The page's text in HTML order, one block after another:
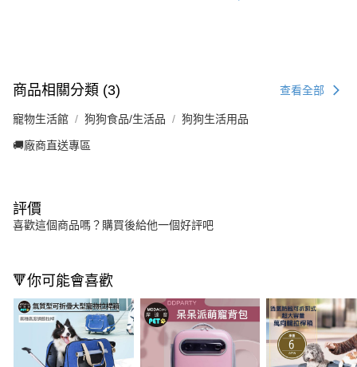
商品相關分類 (3) 查看全部
寵物生活館 狗狗食品/生活品 狗狗生活用品
🚚廠商直送專區
評價
喜歡這個商品嗎？購買後給他一個好評吧
🔻你可能會喜歡